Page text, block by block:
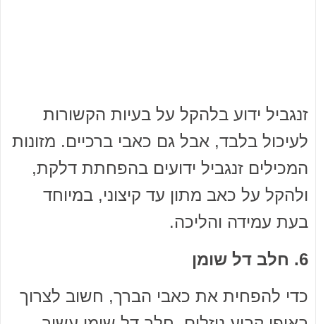
זנגביל ידוע בלהקל על בעיות הקשורות
לעיכול בלבד, אבל גם כאבי ברכיים. מזונות
המכילים זנגביל ידועים בהפחתת דלקת,
ולהקל על כאב מתון עד קיצוני, במיוחד
בעת עמידה והליכה.
6. חלב דל שומן
כדי להפחית את כאבי הברך, חשוב לצרוך